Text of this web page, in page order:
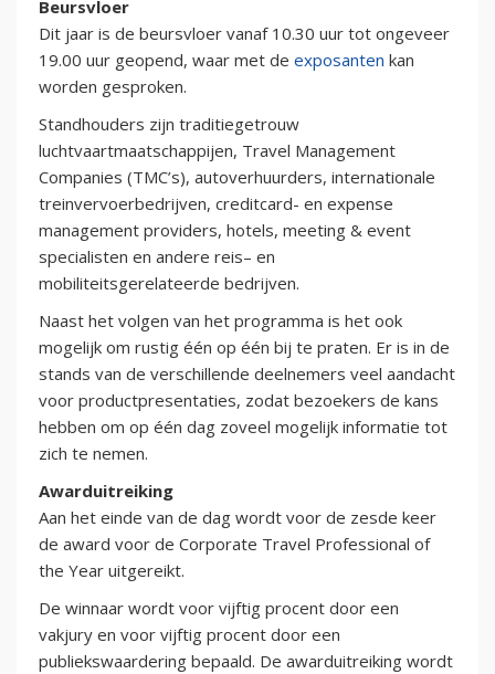
Beursvloer
Dit jaar is de beursvloer vanaf 10.30 uur tot ongeveer
19.00 uur geopend, waar met de exposanten kan
worden gesproken.
Standhouders zijn traditiegetrouw
luchtvaartmaatschappijen, Travel Management
Companies (TMC’s), autoverhuurders, internationale
treinvervoerbedrijven, creditcard- en expense
management providers, hotels, meeting & event
specialisten en andere reis– en
mobiliteitsgerelateerde bedrijven.
Naast het volgen van het programma is het ook
mogelijk om rustig één op één bij te praten. Er is in de
stands van de verschillende deelnemers veel aandacht
voor productpresentaties, zodat bezoekers de kans
hebben om op één dag zoveel mogelijk informatie tot
zich te nemen.
Awarduitreiking
Aan het einde van de dag wordt voor de zesde keer
de award voor de Corporate Travel Professional of
the Year uitgereikt.
De winnaar wordt voor vijftig procent door een
vakjury en voor vijftig procent door een
publiekswaardering bepaald. De awarduitreiking wordt